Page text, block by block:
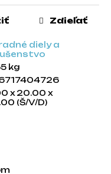
diely a
kg
x 20.00 x
(Š/V/D)
Zdieľať